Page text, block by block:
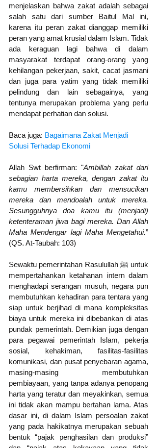
menjelaskan bahwa zakat adalah sebagai
salah satu dari sumber Baitul Mal ini,
karena itu peran zakat dianggap memiliki
peran yang amat krusial dalam Islam. Tidak
ada keraguan lagi bahwa di dalam
masyarakat terdapat orang-orang yang
kehilangan pekerjaan, sakit, cacat jasmani
dan juga para yatim yang tidak memiliki
pelindung dan lain sebagainya, yang
tentunya merupakan problema yang perlu
mendapat perhatian dan solusi.
Baca juga: Bagaimana Zakat Menjadi
Solusi Terhadap Ekonomi
Allah Swt berfirman: "Ambillah zakat dari
sebagian harta mereka, dengan zakat itu
kamu membersihkan dan mensucikan
mereka dan mendoalah untuk mereka.
Sesungguhnya doa kamu itu (menjadi)
ketenteraman jiwa bagi mereka. Dan Allah
Maha Mendengar lagi Maha Mengetahui.”
(QS. At-Taubah: 103)
Sewaktu pemerintahan Rasulullah ﷺ untuk
mempertahankan ketahanan intern dalam
menghadapi serangan musuh, negara pun
membutuhkan kehadiran para tentara yang
siap untuk berjihad di mana kompleksitas
biaya untuk mereka ini dibebankan di atas
pundak pemerintah. Demikian juga dengan
para pegawai pemerintah Islam, pekerja
sosial, kehakiman, fasilitas-fasilitas
komunikasi, dan pusat penyebaran agama,
masing-masing membutuhkan
pembiayaan, yang tanpa adanya penopang
harta yang teratur dan meyakinkan, semua
ini tidak akan mampu bertahan lama. Atas
dasar ini, di dalam Islam persoalan zakat
yang pada hakikatnya merupakan sebuah
bentuk “pajak penghasilan dan produksi”